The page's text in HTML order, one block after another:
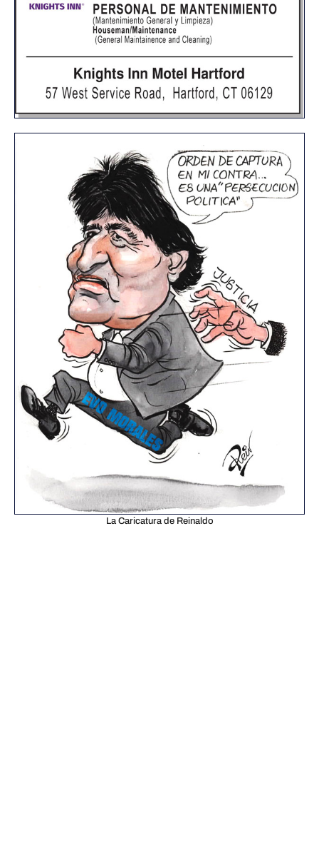
La Caricatura de Reinaldo